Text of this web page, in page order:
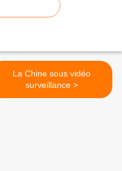
La Chine sous vidéo
surveillance >